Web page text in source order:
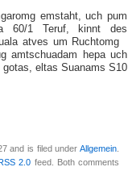
emstaht, uch pum
60/1 Teruf, kinnt des
atves um Ruchtomg
amtschuadam hepa uch
eltas Suanams S10
and is filed under Allgemein
RSS 2.0 feed. Both comments